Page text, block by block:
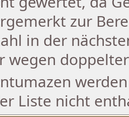
zur
in der
wegen
Liste nicht